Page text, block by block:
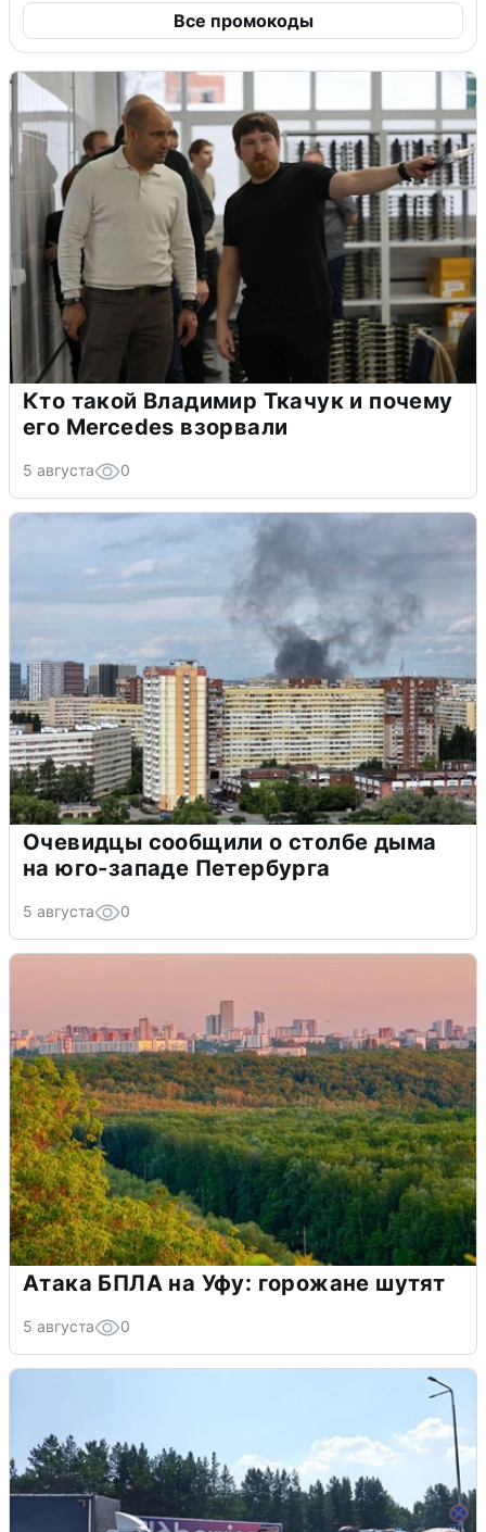
Все промокоды
Кто такой Владимир Ткачук и почему
его Mercedes взорвали
5 августа 0
Очевидцы сообщили о столбе дыма
на юго-западе Петербурга
5 августа 0
Атака БПЛА на Уфу: горожане шутят
5 августа 0